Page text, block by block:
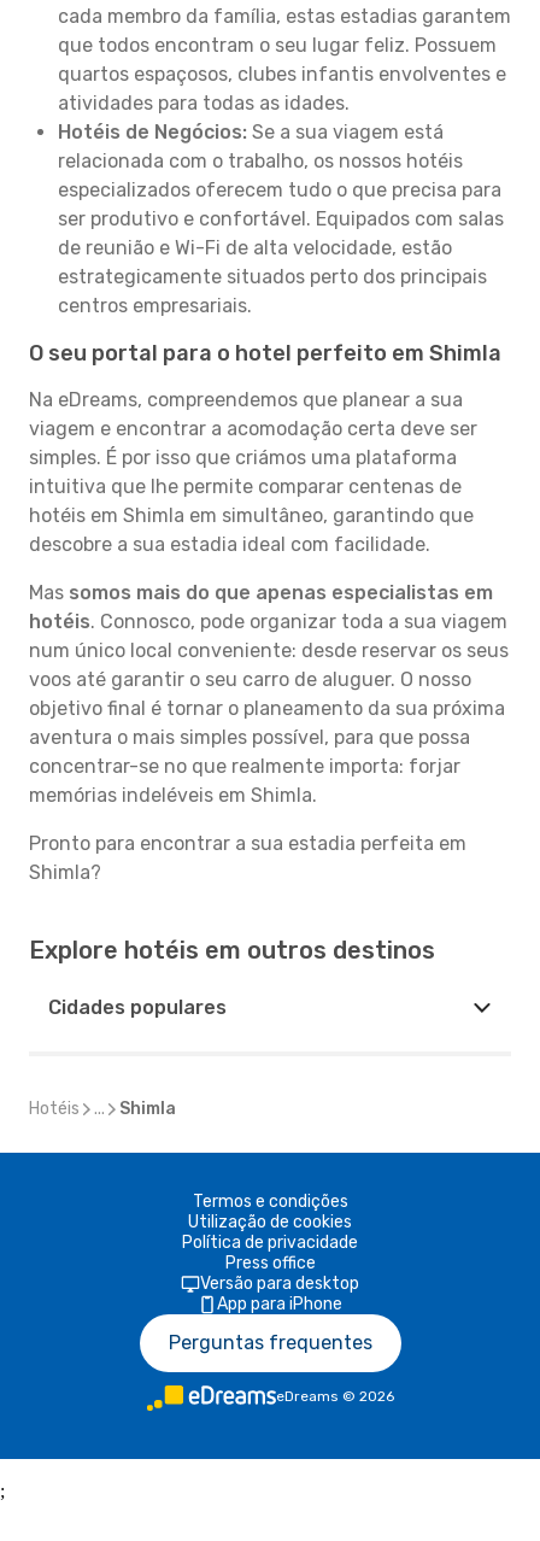
cada membro da família, estas estadias garantem
que todos encontram o seu lugar feliz. Possuem
quartos espaçosos, clubes infantis envolventes e
atividades para todas as idades.
Hotéis de Negócios: Se a sua viagem está
relacionada com o trabalho, os nossos hotéis
especializados oferecem tudo o que precisa para
ser produtivo e confortável. Equipados com salas
de reunião e Wi-Fi de alta velocidade, estão
estrategicamente situados perto dos principais
centros empresariais.
O seu portal para o hotel perfeito em Shimla
Na eDreams, compreendemos que planear a sua
viagem e encontrar a acomodação certa deve ser
simples. É por isso que criámos uma plataforma
intuitiva que lhe permite comparar centenas de
hotéis em Shimla em simultâneo, garantindo que
descobre a sua estadia ideal com facilidade.
Mas somos mais do que apenas especialistas em
hotéis. Connosco, pode organizar toda a sua viagem
num único local conveniente: desde reservar os seus
voos até garantir o seu carro de aluguer. O nosso
objetivo final é tornar o planeamento da sua próxima
aventura o mais simples possível, para que possa
concentrar-se no que realmente importa: forjar
memórias indeléveis em Shimla.
Pronto para encontrar a sua estadia perfeita em
Shimla?
Explore hotéis em outros destinos
Cidades populares
Hotéis ... Shimla
Termos e condições
Utilização de cookies
Política de privacidade
Press office
Versão para desktop
App para iPhone
Perguntas frequentes
eDreams © 2026
;